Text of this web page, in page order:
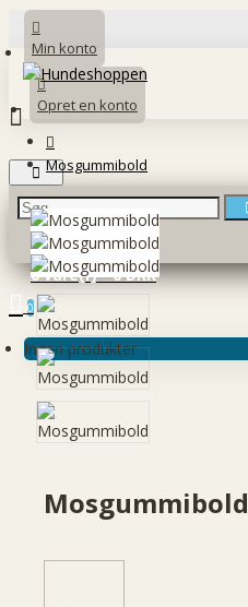
Min konto
Opret en konto
0 vare(r) - 0 DKK
0
Ingen produkter
Mosgummibold
Mosgummibold